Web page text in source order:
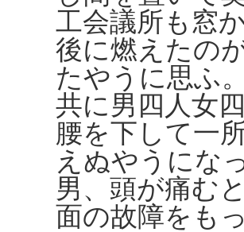
工会議所も窓
後に燃えたの
たやうに思ふ
共に男四人女
腰を下して一
えぬやうにな
男、頭が痛む
面の故障をも